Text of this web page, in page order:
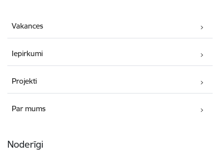
Vakances
Iepirkumi
Projekti
Par mums
Noderīgi